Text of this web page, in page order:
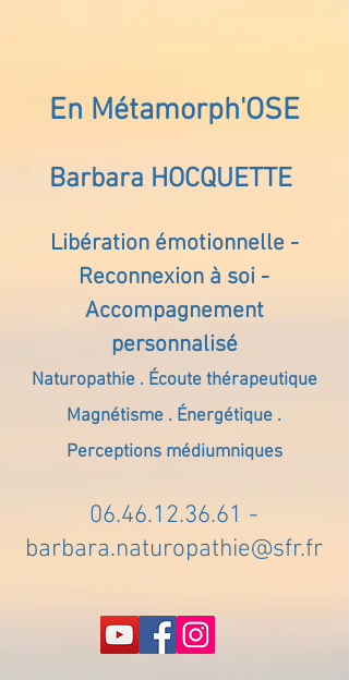
En Métamorph'OSE
Barbara HOCQUETTE
Libération émotionnelle -
Reconnexion à soi -
Accompagnement
personnalisé
Naturopathie . Écoute thérapeutique
Magnétisme . Énergétique .
Perceptions médiumniques
06.46.12.36.61 -
barbara.naturopathie@sfr.fr